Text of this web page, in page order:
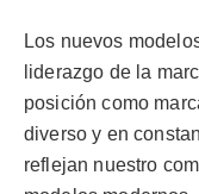
Los nuevos
liderazgo de la
posición como
diverso y en
reflejan nuestro